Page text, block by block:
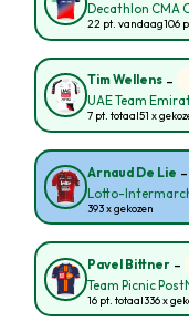
Decathlon CMA
22 pt. vandaag106
Tim Wellens -
UAE Team
7 pt. totaal51 x
Arnaud De Lie
Lotto-
393 x gekozen
Pavel Bittner -
Team Picnic
16 pt. totaal336 x